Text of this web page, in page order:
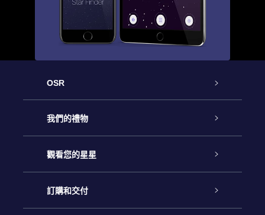
OSR
客戶服務
聯繫我們
博客
我們的禮物
Online Star禮物
OSR禮物包
觀看您的星星
星星注册
訂購和交付